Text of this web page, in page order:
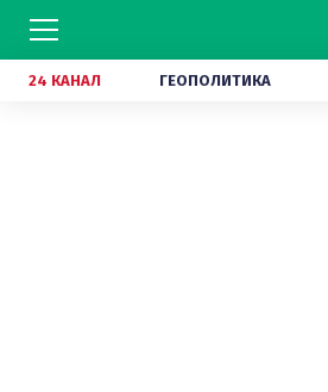
24 КАНАЛ ГЕОПОЛИТИКА